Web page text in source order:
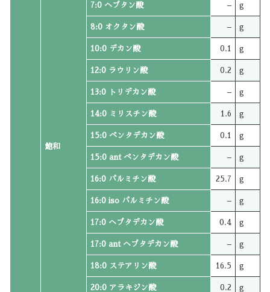
飽和
7:0 ヘプタン酸 – g
8:0 オクタン酸 – g
10:0 デカン酸 0.1 g
12:0 ラウリン酸 0.2 g
13:0 トリデカン酸 – g
14:0 ミリスチン酸 1.6 g
15:0 ペンタデカン酸 0.1 g
15:0 ant ペンタデカン酸 – g
16:0 パルミチン酸 25.7 g
16:0 iso パルミチン酸 – g
17:0 ヘプタデカン酸 0.4 g
17:0 ant ヘプタデカン酸 – g
18:0 ステアリン酸 16.5 g
20:0 アラキジン酸 0.2 g